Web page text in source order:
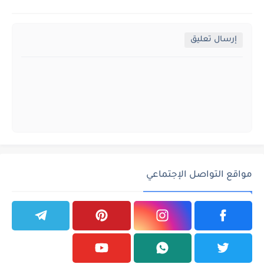
إرسال تعليق
مواقع التواصل الإجتماعي